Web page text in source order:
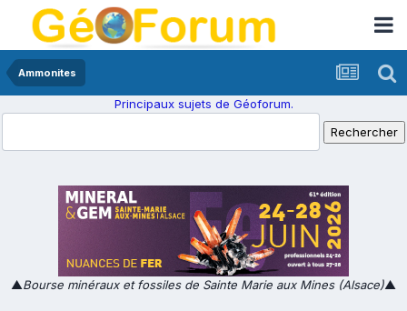
Ammonites
Principaux sujets de Géoforum.
▲Bourse minéraux et fossiles de Sainte Marie aux Mines (Alsace)▲